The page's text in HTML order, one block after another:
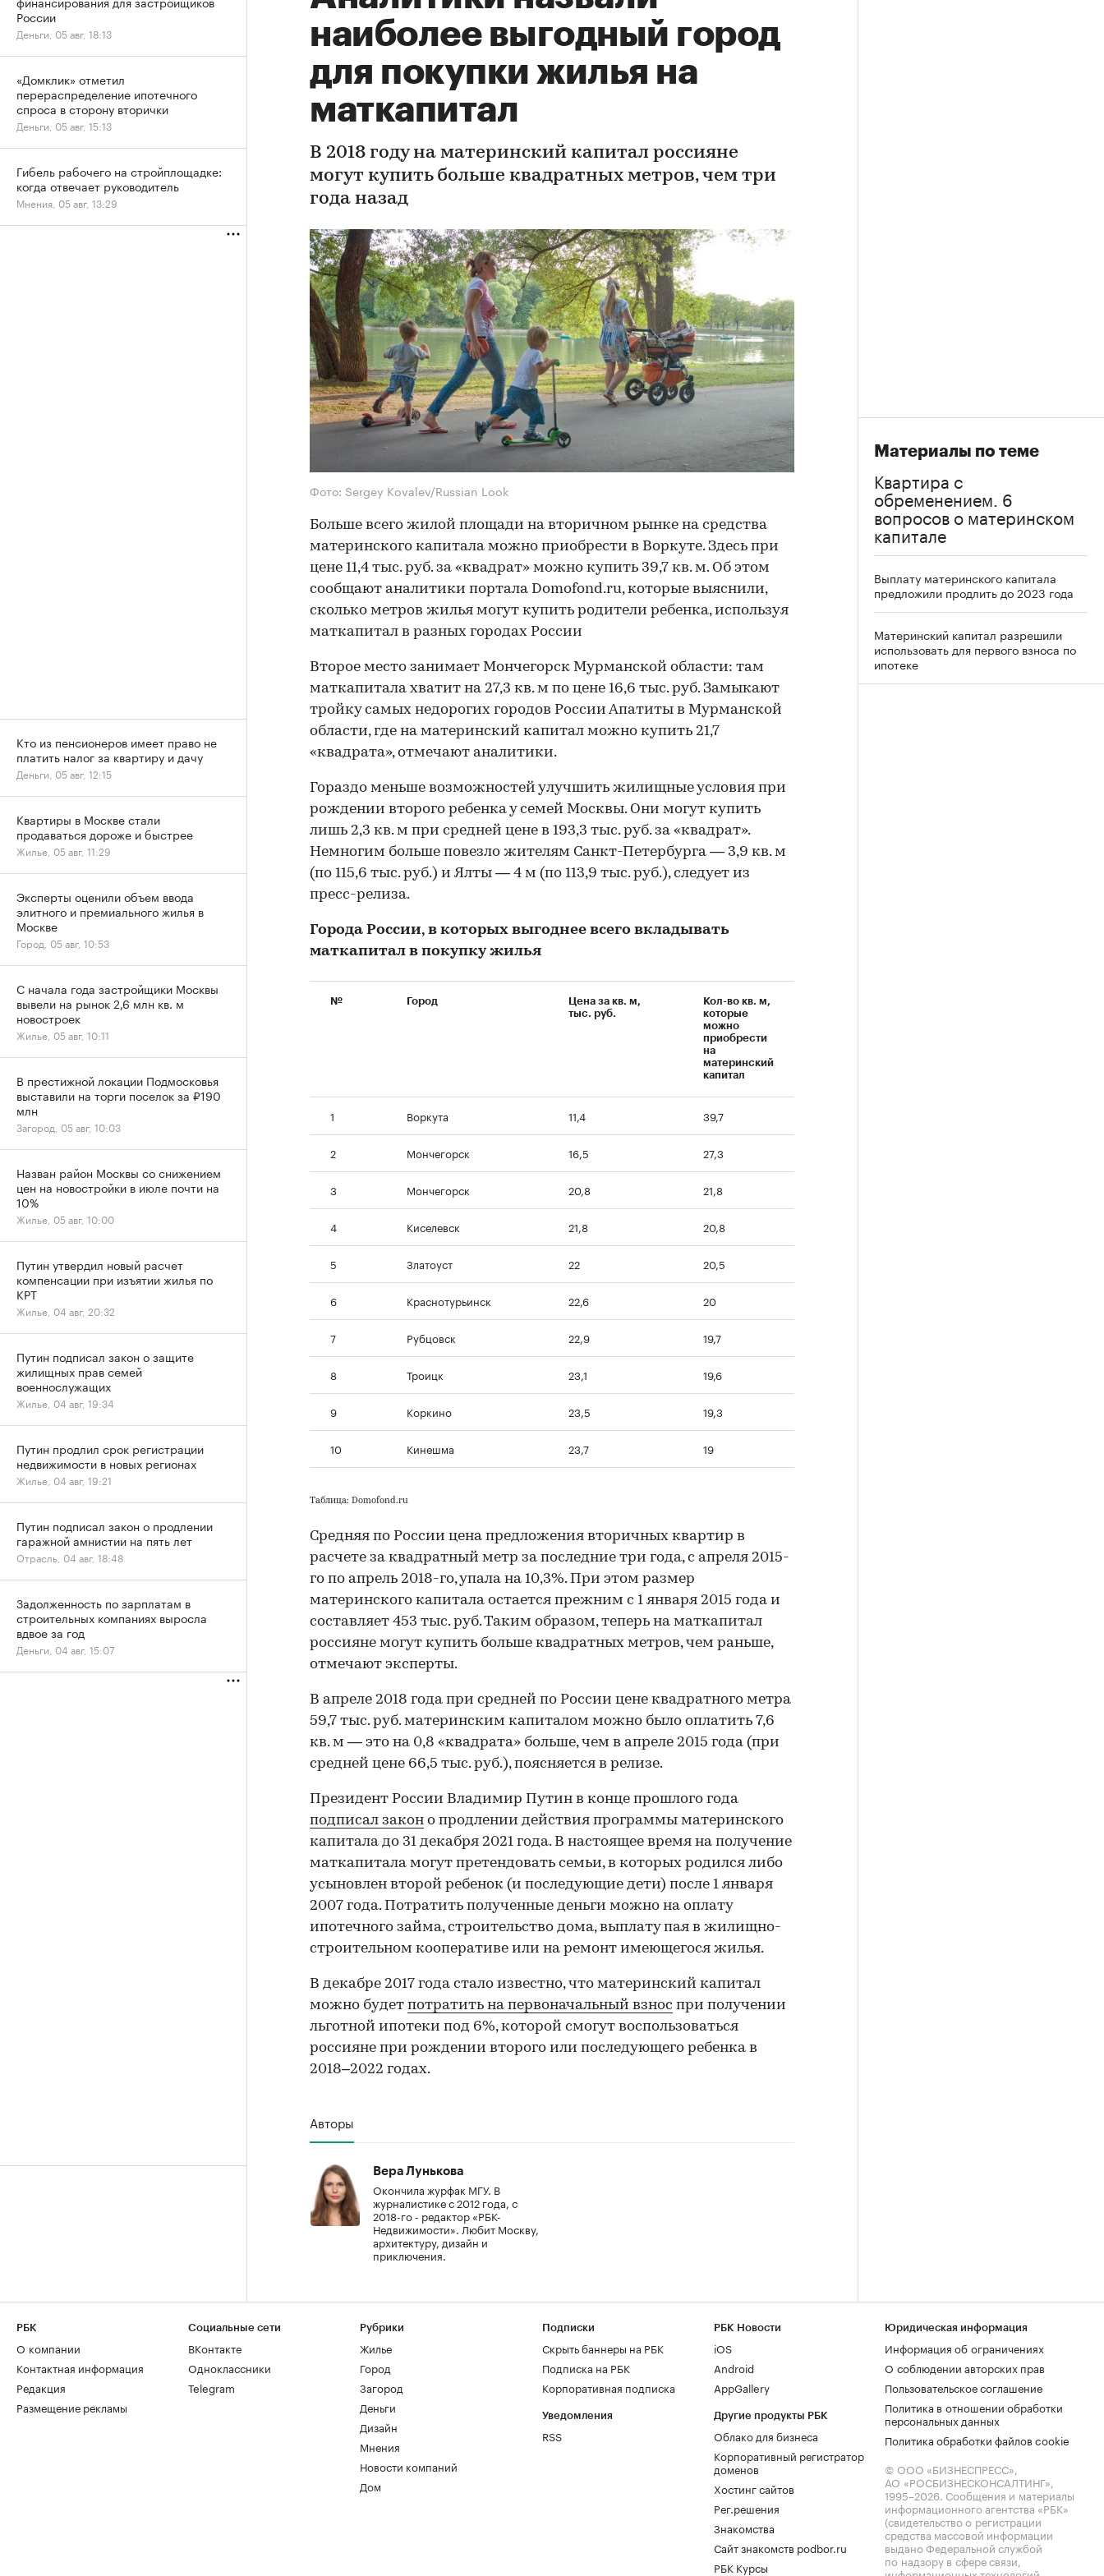
наиболее выгодный город
для покупки жилья на
маткапитал
В 2018 году на материнский капитал россияне
могут купить больше квадратных метров, чем три
года назад
Фото: Sergey Kovalev/Russian Look
Больше всего жилой площади на вторичном рынке на средства
материнского капитала можно приобрести в Воркуте. Здесь при
цене 11,4 тыс. руб. за «квадрат» можно купить 39,7 кв. м. Об этом
сообщают аналитики портала Domofond.ru, которые выяснили,
сколько метров жилья могут купить родители ребенка, используя
маткапитал в разных городах России
Второе место занимает Мончегорск Мурманской области: там
маткапитала хватит на 27,3 кв. м по цене 16,6 тыс. руб. Замыкают
тройку самых недорогих городов России Апатиты в Мурманской
области, где на материнский капитал можно купить 21,7
«квадрата», отмечают аналитики.
Гораздо меньше возможностей улучшить жилищные условия при
рождении второго ребенка у семей Москвы. Они могут купить
лишь 2,3 кв. м при средней цене в 193,3 тыс. руб. за «квадрат».
Немногим больше повезло жителям Санкт-Петербурга — 3,9 кв. м
(по 115,6 тыс. руб.) и Ялты — 4 м (по 113,9 тыс. руб.), следует из
пресс-релиза.
Города России, в которых выгоднее всего вкладывать
маткапитал в покупку жилья
№ Город
Цена за кв. м,
тыс. руб.
Кол-во кв. м,
которые
можно
приобрести
на
материнский
капитал
1 Воркута 11,4 39,7
2 Мончегорск 16,5 27,3
3 Мончегорск 20,8 21,8
4 Киселевск 21,8 20,8
5 Златоуст 22 20,5
6 Краснотурьинск 22,6 20
7 Рубцовск 22,9 19,7
8 Троицк 23,1 19,6
9 Коркино 23,5 19,3
10 Кинешма 23,7 19
Таблица: Domofond.ru
Средняя по России цена предложения вторичных квартир в
расчете за квадратный метр за последние три года, с апреля 2015-
го по апрель 2018-го, упала на 10,3%. При этом размер
материнского капитала остается прежним с 1 января 2015 года и
составляет 453 тыс. руб. Таким образом, теперь на маткапитал
россияне могут купить больше квадратных метров, чем раньше,
отмечают эксперты.
В апреле 2018 года при средней по России цене квадратного метра
59,7 тыс. руб. материнским капиталом можно было оплатить 7,6
кв. м — это на 0,8 «квадрата» больше, чем в апреле 2015 года (при
средней цене 66,5 тыс. руб.), поясняется в релизе.
Президент России Владимир Путин в конце прошлого года
подписал закон о продлении действия программы материнского
капитала до 31 декабря 2021 года. В настоящее время на получение
маткапитала могут претендовать семьи, в которых родился либо
усыновлен второй ребенок (и последующие дети) после 1 января
2007 года. Потратить полученные деньги можно на оплату
ипотечного займа, строительство дома, выплату пая в жилищно-
строительном кооперативе или на ремонт имеющегося жилья.
В декабре 2017 года стало известно, что материнский капитал
можно будет потратить на первоначальный взнос при получении
льготной ипотеки под 6%, которой смогут воспользоваться
россияне при рождении второго или последующего ребенка в
2018–2022 годах.
Авторы
Вера Лунькова
Окончила журфак МГУ. В
журналистике с 2012 года, с
2018-го - редактор «РБК-
Недвижимости». Любит Москву,
архитектуру, дизайн и
приключения.
Материалы по теме
Квартира с
обременением. 6
вопросов о материнском
капитале
Выплату материнского капитала
предложили продлить до 2023 года
Материнский капитал разрешили
использовать для первого взноса по
ипотеке
России
Деньги, 05 авг, 18:13
«Домклик» отметил
перераспределение ипотечного
спроса в сторону вторички
Деньги, 05 авг, 15:13
Гибель рабочего на стройплощадке:
когда отвечает руководитель
Мнения, 05 авг, 13:29
Кто из пенсионеров имеет право не
платить налог за квартиру и дачу
Деньги, 05 авг, 12:15
Квартиры в Москве стали
продаваться дороже и быстрее
Жилье, 05 авг, 11:29
Эксперты оценили объем ввода
элитного и премиального жилья в
Москве
Город, 05 авг, 10:53
С начала года застройщики Москвы
вывели на рынок 2,6 млн кв. м
новостроек
Жилье, 05 авг, 10:11
В престижной локации Подмосковья
выставили на торги поселок за ₽190
млн
Загород, 05 авг, 10:03
Назван район Москвы со снижением
цен на новостройки в июле почти на
10%
Жилье, 05 авг, 10:00
Путин утвердил новый расчет
компенсации при изъятии жилья по
КРТ
Жилье, 04 авг, 20:32
Путин подписал закон о защите
жилищных прав семей
военнослужащих
Жилье, 04 авг, 19:34
Путин продлил срок регистрации
недвижимости в новых регионах
Жилье, 04 авг, 19:21
Путин подписал закон о продлении
гаражной амнистии на пять лет
Отрасль, 04 авг, 18:48
Задолженность по зарплатам в
строительных компаниях выросла
вдвое за год
Деньги, 04 авг, 15:07
РБК
О компании
Контактная информация
Редакция
Размещение рекламы
Социальные сети
ВКонтакте
Одноклассники
Telegram
Рубрики
Жилье
Город
Загород
Деньги
Дизайн
Мнения
Новости компаний
Дом
Подписки
Скрыть баннеры на РБК
Подписка на РБК
Корпоративная подписка
Уведомления
RSS
РБК Новости
iOS
Android
AppGallery
Другие продукты РБК
Облако для бизнеса
Корпоративный регистратор
доменов
Хостинг сайтов
Рег.решения
Знакомства
Сайт знакомств podbor.ru
РБК Курсы
Юридическая информация
Информация об ограничениях
О соблюдении авторских прав
Пользовательское соглашение
Политика в отношении обработки
персональных данных
Политика обработки файлов cookie
© ООО «БИЗНЕСПРЕСС»,
АО «РОСБИЗНЕСКОНСАЛТИНГ»,
1995–2026. Сообщения и материалы
информационного агентства «РБК»
(свидетельство о регистрации
средства массовой информации
выдано Федеральной службой
по надзору в сфере связи,